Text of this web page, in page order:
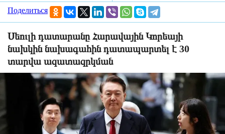
Поделиться
Սեուլի դատարանը Հարավային Կորեայի
նախկին նախագահին դատապարտել է 30
տարվա ազատազրկման